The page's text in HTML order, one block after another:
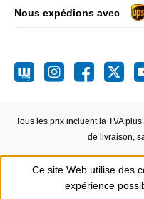
Nous expédions avec
Tous les prix incluent la TVA
de livraison,
Ce site Web utilise des
expérience